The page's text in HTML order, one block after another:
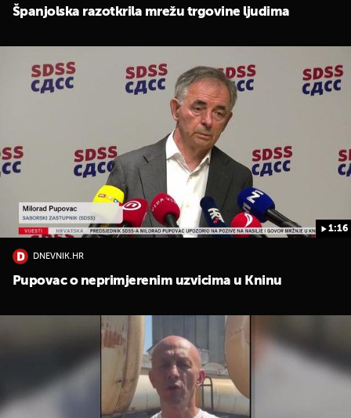
Španjolska razotkrila mrežu trgovine ljudima
1:16
DNEVNIK.HR
Pupovac o neprimjerenim uzvicima u Kninu